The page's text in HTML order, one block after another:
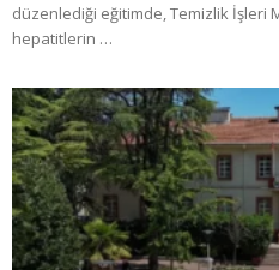
düzenlediği eğitimde, Temizlik İşleri
hepatitlerin …